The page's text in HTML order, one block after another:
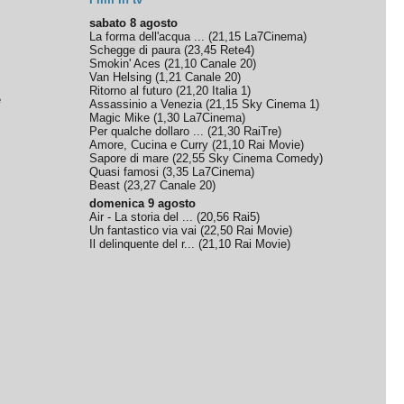
sabato 8 agosto
La forma dell'acqua ... (21,15 La7Cinema)
Schegge di paura(23,45 Rete4)
Smokin' Aces (21,10 Canale 20)
Van Helsing (1,21 Canale 20)
Ritorno al futuro (21,20 Italia 1)
Assassinio a Venezia(21,15 Sky Cinema 1)
Magic Mike (1,30 La7Cinema)
Per qualche dollaro ... (21,30 RaiTre)
Amore, Cucina e Curry (21,10 Rai Movie)
Sapore di mare (22,55 Sky Cinema Comedy)
Quasi famosi (3,35 La7Cinema)
Beast (23,27 Canale 20)
domenica 9 agosto
Air - La storia del ... (20,56 Rai5)
Un fantastico via vai (22,50 Rai Movie)
Il delinquente del r... (21,10 Rai Movie)